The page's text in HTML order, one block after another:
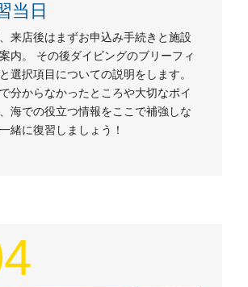
当日
来店後はまずお申込み手続きと施設
内。 その後ダイビングのブリーフィ
選択項目についての説明をします。
分からなかったところや大切なポイ
海での役立つ情報をここで補強しな
緒に復習しましょう！